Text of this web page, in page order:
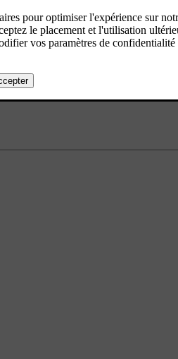
sélectionné. Pour accéder à